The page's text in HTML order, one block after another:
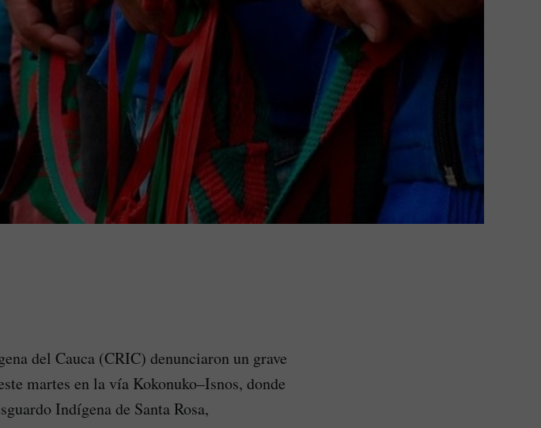
del Cauca (CRIC) denunciaron un grave
martes en la vía Kokonuko–Isnos, donde
Indígena de Santa Rosa,